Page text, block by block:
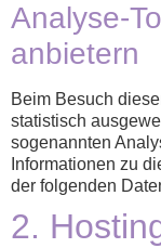
Analyse-
anbietern
Beim Besuch
statistisch
sogenannten
Informationen zu
der folgenden
2.